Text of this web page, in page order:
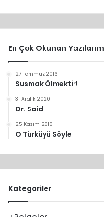
En Çok Okunan Yazılarım
27 Temmuz 2016
Susmak Ölmektir!
31 Aralık 2020
Dr. Said
25 Kasım 2010
O Türküyü Söyle
Kategoriler